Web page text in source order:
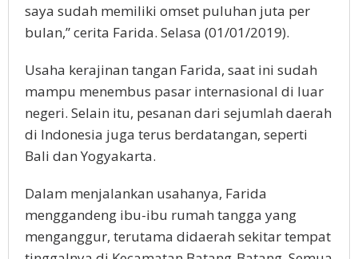
saya sudah memiliki omset puluhan juta per
bulan,” cerita Farida. Selasa (01/01/2019).
Usaha kerajinan tangan Farida, saat ini sudah
mampu menembus pasar internasional di luar
negeri. Selain itu, pesanan dari sejumlah daerah
di Indonesia juga terus berdatangan, seperti
Bali dan Yogyakarta.
Dalam menjalankan usahanya, Farida
menggandeng ibu-ibu rumah tangga yang
menganggur, terutama didaerah sekitar tempat